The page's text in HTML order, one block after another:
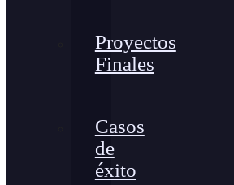
Proyectos
Finales
Casos
de
éxito